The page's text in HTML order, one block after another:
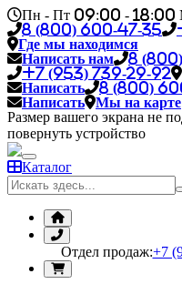
Пн - Пт 09:00 - 18:00
8 (800) 600-47-35
Где мы находимся
Написать нам
8
+7 (953) 739-29-92
Написать
8 (800)
Написать
Мы на карте
Размер вашего экрана не
повернуть устройство
Каталог
Отдел продаж:+7